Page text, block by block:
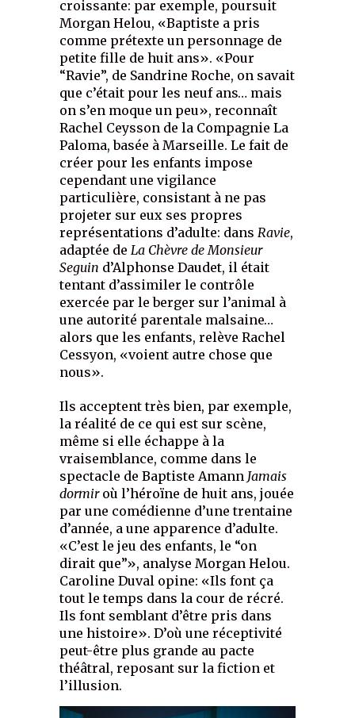
croissante: par exemple, poursuit
Morgan Helou, «Baptiste a pris
comme prétexte un personnage de
petite fille de huit ans». «Pour
“Ravie”, de Sandrine Roche, on savait
que c’était pour les neuf ans… mais
on s’en moque un peu», reconnaît
Rachel Ceysson de la Compagnie La
Paloma, basée à Marseille. Le fait de
créer pour les enfants impose
cependant une vigilance
particulière, consistant à ne pas
projeter sur eux ses propres
représentations d’adulte: dansRavie,
adaptée deLa Chèvre de Monsieur
Seguin d’Alphonse Daudet, il était
tentant d’assimiler le contrôle
exercée par le berger sur l’animal à
une autorité parentale malsaine…
alors que les enfants, relève Rachel
Cessyon, «voient autre chose que
nous».
Ils acceptent très bien, par exemple,
la réalité de ce qui est sur scène,
même si elle échappe à la
vraisemblance, comme dans le
spectacle de Baptiste Amann Jamais
dormir où l’héroïne de huit ans, jouée
par une comédienne d’une trentaine
d’année, a une apparence d’adulte.
«C’est le jeu des enfants, le “on
dirait que”», analyse Morgan Helou.
Caroline Duval opine: «Ils font ça
tout le temps dans la cour de récré.
Ils font semblant d’être pris dans
une histoire». D’où une réceptivité
peut-être plus grande au pacte
théâtral, reposant sur la fiction et
l’illusion.